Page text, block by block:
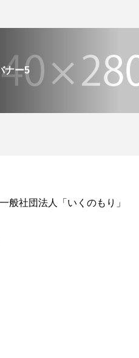
ナー5
般社団法人「いくのもり」